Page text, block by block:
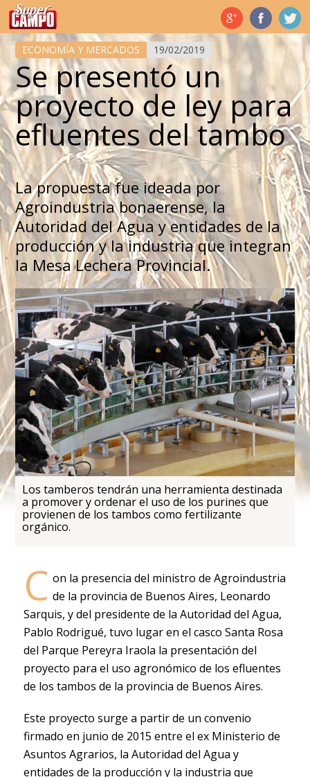
Temas de hoy
ECONOMÍA Y MERCADOS 19/02/2019
Se presentó un
proyecto de ley para
efluentes del tambo
La propuesta fue ideada por
Agroindustria bonaerense, la
Autoridad del Agua y entidades de la
producción y la industria que integran
la Mesa Lechera Provincial.
Los tamberos tendrán una herramienta destinada
a promover y ordenar el uso de los purines que
provienen de los tambos como fertilizante
orgánico.
C on la presencia del ministro de Agroindustria
de la provincia de Buenos Aires, Leonardo
Sarquis, y del presidente de la Autoridad del Agua,
Pablo Rodrigué, tuvo lugar en el casco Santa Rosa
del Parque Pereyra Iraola la presentación del
proyecto para el uso agronómico de los efluentes
de los tambos de la provincia de Buenos Aires.
Este proyecto surge a partir de un convenio
firmado en junio de 2015 entre el ex Ministerio de
Asuntos Agrarios, la Autoridad del Agua y
entidades de la producción y la industria que